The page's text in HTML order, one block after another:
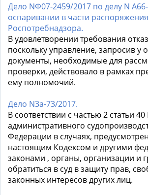
Дело NФ07-2459/2017 по делу N
оспаривании в части
Роспотребнадзора.
В удовлетворении требования
поскольку управление, запросив у
документы, необходимые для
проверки, действовало в рамках
ему полномочий.
Дело N3а-73/2017.
В соответствии с частью 2 статьи 40
административного
Федерации в случаях,
настоящим Кодексом и другими
законами , органы, организации и
обратиться в суд в защиту прав,
законных интересов других лиц.